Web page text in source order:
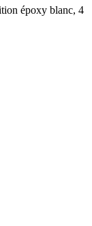
époxy blanc, 4